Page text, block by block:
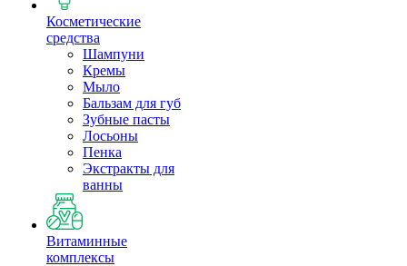
Косметические
средства
Шампуни
Кремы
Мыло
Бальзам для губ
Зубные пасты
Лосьоны
Пенка
Экстракты для
ванны
Витаминные
комплексы